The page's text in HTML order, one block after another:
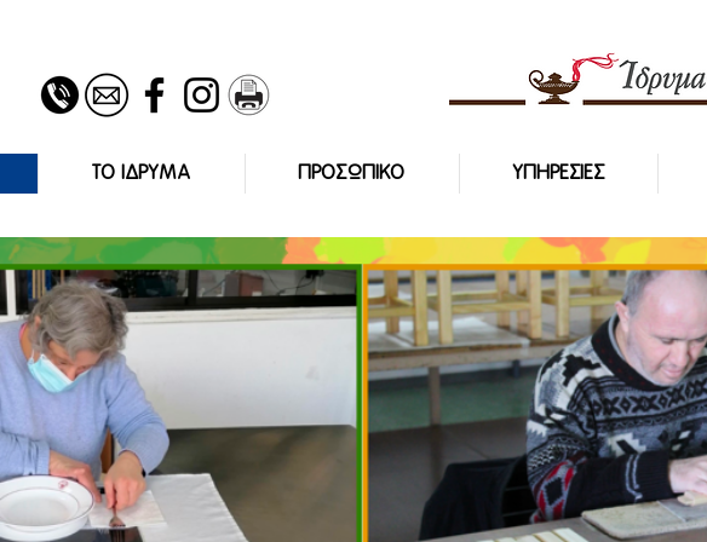
ΤΟ ΙΔΡΥΜΑ ΠΡΟΣΩΠΙΚΟ ΥΠΗΡΕΣΙΕΣ
ΙΔΡΥΜΑ ΧΡΙΣΤΟΥ
ΣΤΕΛΙΟΥ ΙΩΑΝΝΟΥ